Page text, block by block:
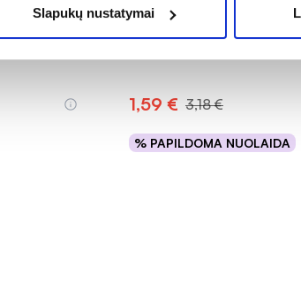
Slapukų nustatymai
GOLDEN ROSE akių
1,59 € 3,18 €
% PAPILDOMA NUOLAIDA
Į krepšelį